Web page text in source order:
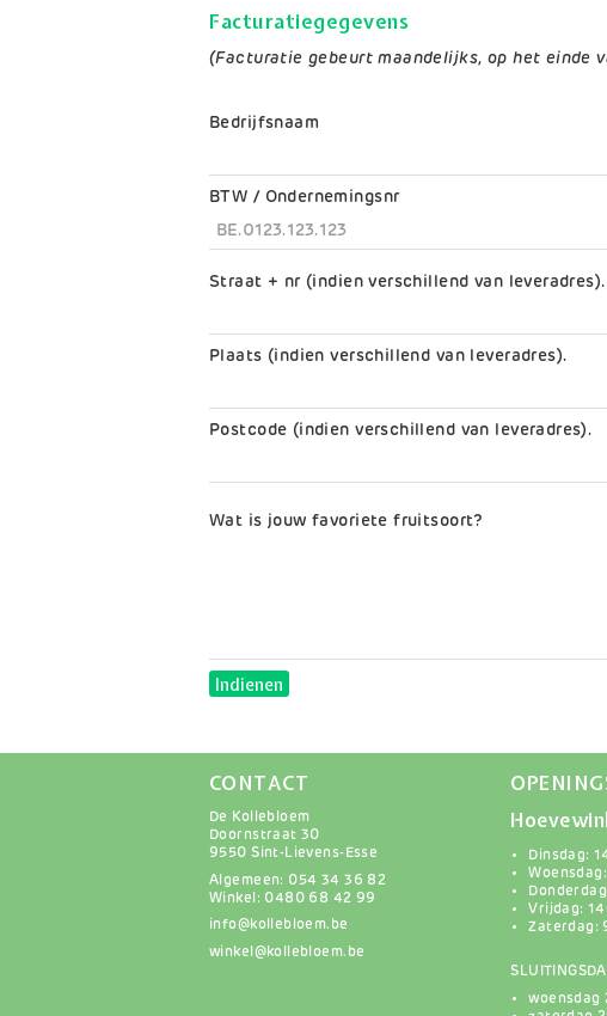
Facturatiegegevens
(Facturatie gebeurt maandelijks, op het einde
Bedrijfsnaam
BTW / Ondernemingsnr
Facturatie
Straat + nr (indien verschillend van leveradres).
Plaats (indien verschillend van leveradres).
Postcode (indien verschillend van leveradres).
Wat is jouw favoriete fruitsoort?
Indienen
CONTACT
De Kollebloem
Doornstraat 30
9550 Sint-Lievens-Esse
Algemeen: 054 34 36 82
Winkel: 0480 68 42 99
info@kollebloem.be
winkel@kollebloem.be
Dinsdag:
Vrijdag:
Zaterdag:
woensdag